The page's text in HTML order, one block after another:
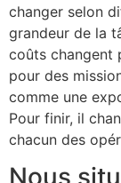
changer selon
grandeur de la
coûts changent
pour des
comme une
Pour finir, il
chacun des